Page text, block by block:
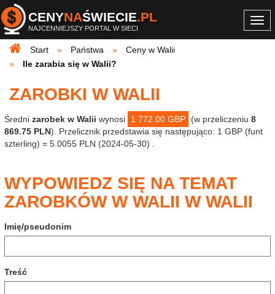
CENYNAŚWIECIE.PL
NAJCENNIEJSZY PORTAL W SIECI
Start
Państwa
Ceny w Walii
Ile zarabia się w Walii?
ZAROBKI W WALII
Średni zarobek w Walii wynosi 1 772.00 GBP (w przeliczeniu 8
869.75 PLN). Przelicznik przedstawia się następująco: 1 GBP (funt
szterling) = 5.0055 PLN (2024-05-30) .
WYPOWIEDZ SIĘ NA TEMAT
ZAROBKÓW W WALII W WALII
Imię/pseudonim
Treść